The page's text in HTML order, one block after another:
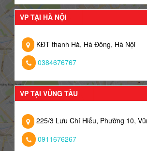
VP TẠI HÀ NỘI
KĐT thanh Hà, Hà Đông, Hà Nội
0384676767
VP TẠI VŨNG TÀU
225/3 Lưu Chí Hiếu, Phường 10,
0911676267